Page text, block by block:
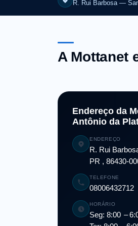
R. Rui Barbosa —
A Mottanet
Endereço da
Antônio da
ENDEREÇO
R. Rui
PR , 86430-
TELEFONE
08006432712
HORÁRIO
Seg: 8:00 –